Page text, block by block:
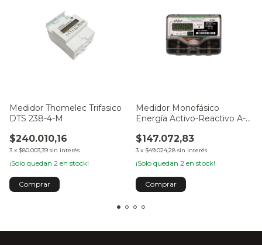
Medidor Thomelec Trifasico
DTS 238-4-M
$240.010,16
3 x $80.003,39 sin interés
¡Solo quedan 2 en stock!
Medidor Monofásico
Energía Activo-Reactivo A-
$147.072,83
3 x $49.024,28 sin interés
¡Solo quedan 2 en stock!